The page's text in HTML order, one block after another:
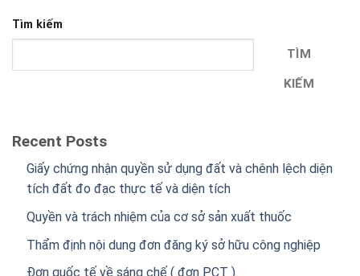
Tìm kiếm
TÌM
KIẾM
Recent Posts
Giấy chứng nhận quyền sử dụng đất và chênh lệch diện
tích đất đo đạc thực tế và diện tích
Quyền và trách nhiệm của cơ sở sản xuất thuốc
Thẩm định nội dung đơn đăng ký sở hữu công nghiệp
Đơn quốc tế về sáng chế ( đơn PCT )